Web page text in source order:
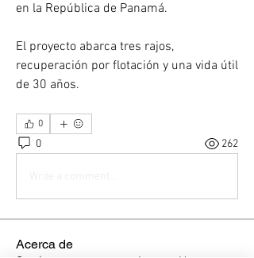
en la República de Panamá.
El proyecto abarca tres rajos,
recuperación por flotación y una vida útil
de 30 años.
0
0 262
Write a comment...
Acerca de